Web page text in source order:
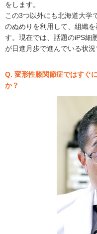
をします。
この3つ以外にも北海道大学
のぬめりを利用して、組織
す。現在では、話題のiPS細
が日進月歩で進んでいる状況
Q. 変形性膝関節症ではすぐ
か？